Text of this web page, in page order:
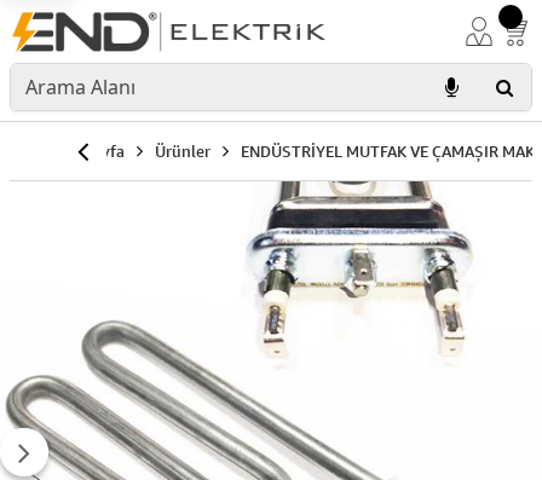
Anasayfa Ürünler ENDÜSTRİYEL MUTFAK VE ÇAMAŞIR